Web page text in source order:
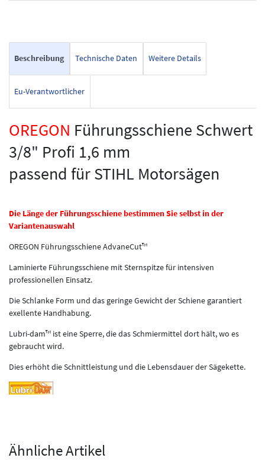
Beschreibung Technische Daten Weitere Details
Eu-Verantwortlicher
OREGON Führungsschiene Schwert
3/8" Profi 1,6 mm
passend für STIHL Motorsägen
Die Länge der Führungsschiene bestimmen Sie selbst in der
Variantenauswahl
OREGON Führungsschiene AdvaneCut™
Laminierte Führungsschiene mit Sternspitze für intensiven
professionellen Einsatz.
Die Schlanke Form und das geringe Gewicht der Schiene garantiert
exellente Handhabung.
Lubri-dam™ ist eine Sperre, die das Schmiermittel dort hält, wo es
gebraucht wird.
Dies erhöht die Schnittleistung und die Lebensdauer der Sägekette.
Ähnliche Artikel